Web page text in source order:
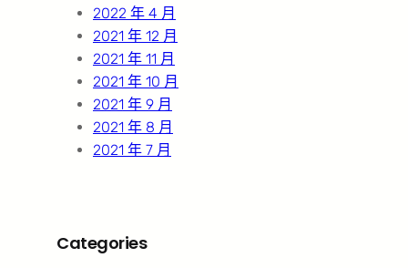
2022 年 4 月
2021 年 12 月
2021 年 11 月
2021 年 10 月
2021 年 9 月
2021 年 8 月
2021 年 7 月
Categories